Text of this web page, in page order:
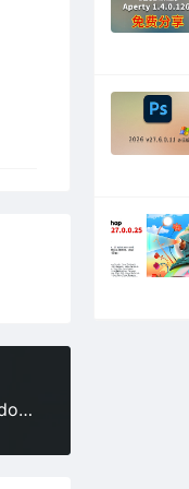
免费分享下载Mac LrC2025中文汉化永久激活版Adobe Lightroom Classic v14.3.1.1软件安装包